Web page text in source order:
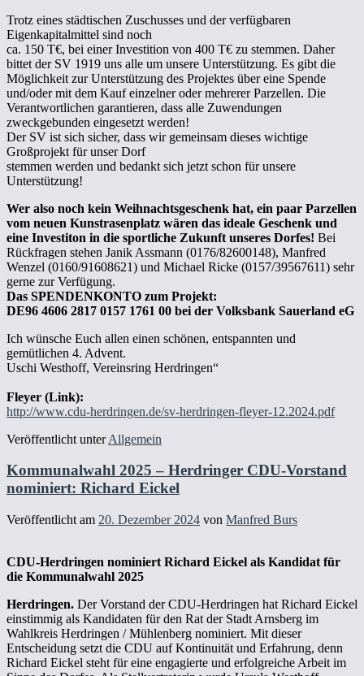
Trotz eines städtischen Zuschusses und der verfügbaren
Eigenkapitalmittel sind noch
ca. 150 T€, bei einer Investition von 400 T€ zu stemmen. Daher
bittet der SV 1919 uns alle um unsere Unterstützung. Es gibt die
Möglichkeit zur Unterstützung des Projektes über eine Spende
und/oder mit dem Kauf einzelner oder mehrerer Parzellen. Die
Verantwortlichen garantieren, dass alle Zuwendungen
zweckgebunden eingesetzt werden!
Der SV ist sich sicher, dass wir gemeinsam dieses wichtige
Großprojekt für unser Dorf
stemmen werden und bedankt sich jetzt schon für unsere
Unterstützung!
Wer also noch kein Weihnachtsgeschenk hat, ein paar Parzellen
vom neuen Kunstrasenplatz wären das ideale Geschenk und
eine Investiton in die sportliche Zukunft unseres Dorfes! Bei
Rückfragen stehen Janik Assmann (0176/82600148), Manfred
Wenzel (0160/91608621) und Michael Ricke (0157/39567611) sehr
gerne zur Verfügung.
Das SPENDENKONTO zum Projekt:
DE96 4606 2817 0157 1761 00 bei der Volksbank Sauerland eG
Ich wünsche Euch allen einen schönen, entspannten und
gemütlichen 4. Advent.
Uschi Westhoff, Vereinsring Herdringen“
Fleyer (Link):
http://www.cdu-herdringen.de/sv-herdringen-fleyer-12.2024.pdf
Veröffentlicht unter Allgemein
Kommunalwahl 2025 – Herdringer CDU-Vorstand
nominiert: Richard Eickel
Veröffentlicht am 20. Dezember 2024 von Manfred Burs
CDU-Herdringen nominiert Richard Eickel als Kandidat für
die Kommunalwahl 2025
Herdringen. Der Vorstand der CDU-Herdringen hat Richard Eickel
einstimmig als Kandidaten für den Rat der Stadt Arnsberg im
Wahlkreis Herdringen / Mühlenberg nominiert. Mit dieser
Entscheidung setzt die CDU auf Kontinuität und Erfahrung, denn
Richard Eickel steht für eine engagierte und erfolgreiche Arbeit im